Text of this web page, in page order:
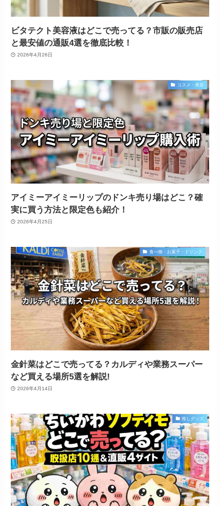
ビタテクト美容液はどこで売ってる？市販の販売店
と最安値の通販4選を徹底比較！
2026年4月26日
コスメ・美容
アイミーアイミーリップのドンキ売り場はどこ？確
実に買う方法と限定色も紹介！
2026年4月25日
食べ物・お菓子・ドリンク
金針菜はどこで売ってる？カルディや業務スーパー
など買える場所5選を解説!
2026年4月14日
推しグッズ